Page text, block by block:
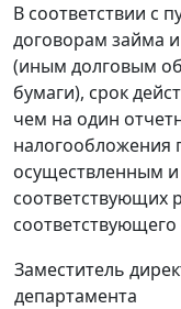
В соответствии с
договорам займа
(иным долговым
бумаги), срок
чем на один
налогообложения
осуществленным и
соответствующих
Заместитель
департамента